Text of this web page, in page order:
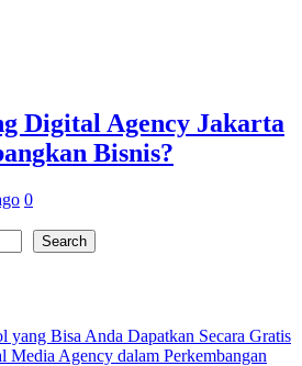
Digital Agency Jakarta
Bisnis?
0
Search
yang Bisa Anda Dapatkan Secara Gratis
Media Agency dalam Perkembangan